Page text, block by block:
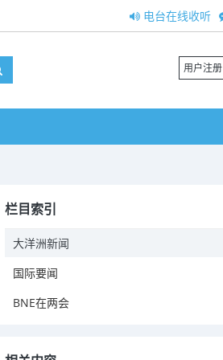
电台在线收听
用户注册
栏目索引
大洋洲新闻
国际要闻
BNE在两会